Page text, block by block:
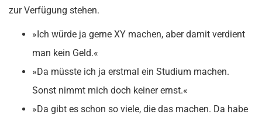
zur Verfügung stehen.
»Ich würde ja gerne XY machen, aber damit verdient
man kein Geld.«
»Da müsste ich ja erstmal ein Studium machen.
Sonst nimmt mich doch keiner ernst.«
»Da gibt es schon so viele, die das machen. Da habe